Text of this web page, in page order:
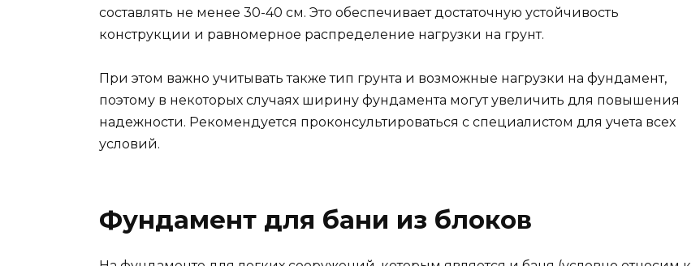
составлять не менее 30-40 см. Это обеспечивает достаточную устойчивость
конструкции и равномерное распределение нагрузки на грунт.
При этом важно учитывать также тип грунта и возможные нагрузки на фундамент,
поэтому в некоторых случаях ширину фундамента могут увеличить для повышения
надежности. Рекомендуется проконсультироваться с специалистом для учета всех
условий.
Фундамент для бани из блоков